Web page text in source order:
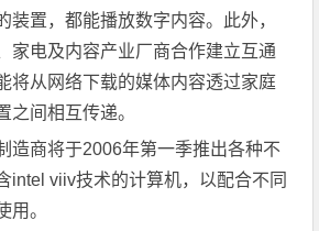
装置，都能播放数字内容。此外，
家电及内容产业厂商合作建立互通
将从网络下载的媒体内容透过家庭
之间相互传递。
造商将于2006年第一季推出各种不
intel viiv技术的计算机，以配合不同
用。